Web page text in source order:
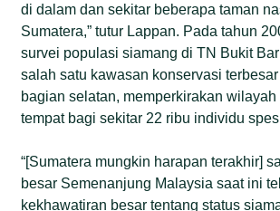
di dalam dan sekitar beberapa taman
Sumatera,” tutur Lappan. Pada tahun
survei populasi siamang di TN Bukit
salah satu kawasan konservasi
bagian selatan, memperkirakan
tempat bagi sekitar 22 ribu individu
“[Sumatera mungkin harapan terakhir]
besar Semenanjung Malaysia saat ini
kekhawatiran besar tentang status